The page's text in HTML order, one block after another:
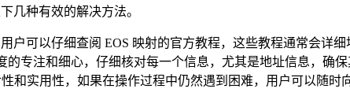
几种有效的解决方法。
户可以仔细查阅 EOS 映射的官方教程，这些教程通常会详
专注和细心，仔细核对每一个信息，尤其是地址信息，确
和实用性，如果在操作过程中仍然遇到困难，用户可以随